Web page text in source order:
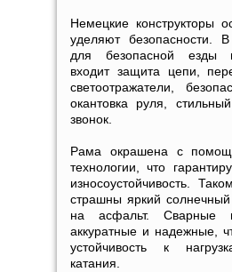
Немецкие конструкторы
уделяют безопасности.
для безопасной езды
входит защита цепи,
светоотражатели,
окантовка руля,
звонок.
Рама окрашена с
технологии, что
износоустойчивость.
страшны яркий
на асфальт.
аккуратные и надежные,
устойчивость к
катания.